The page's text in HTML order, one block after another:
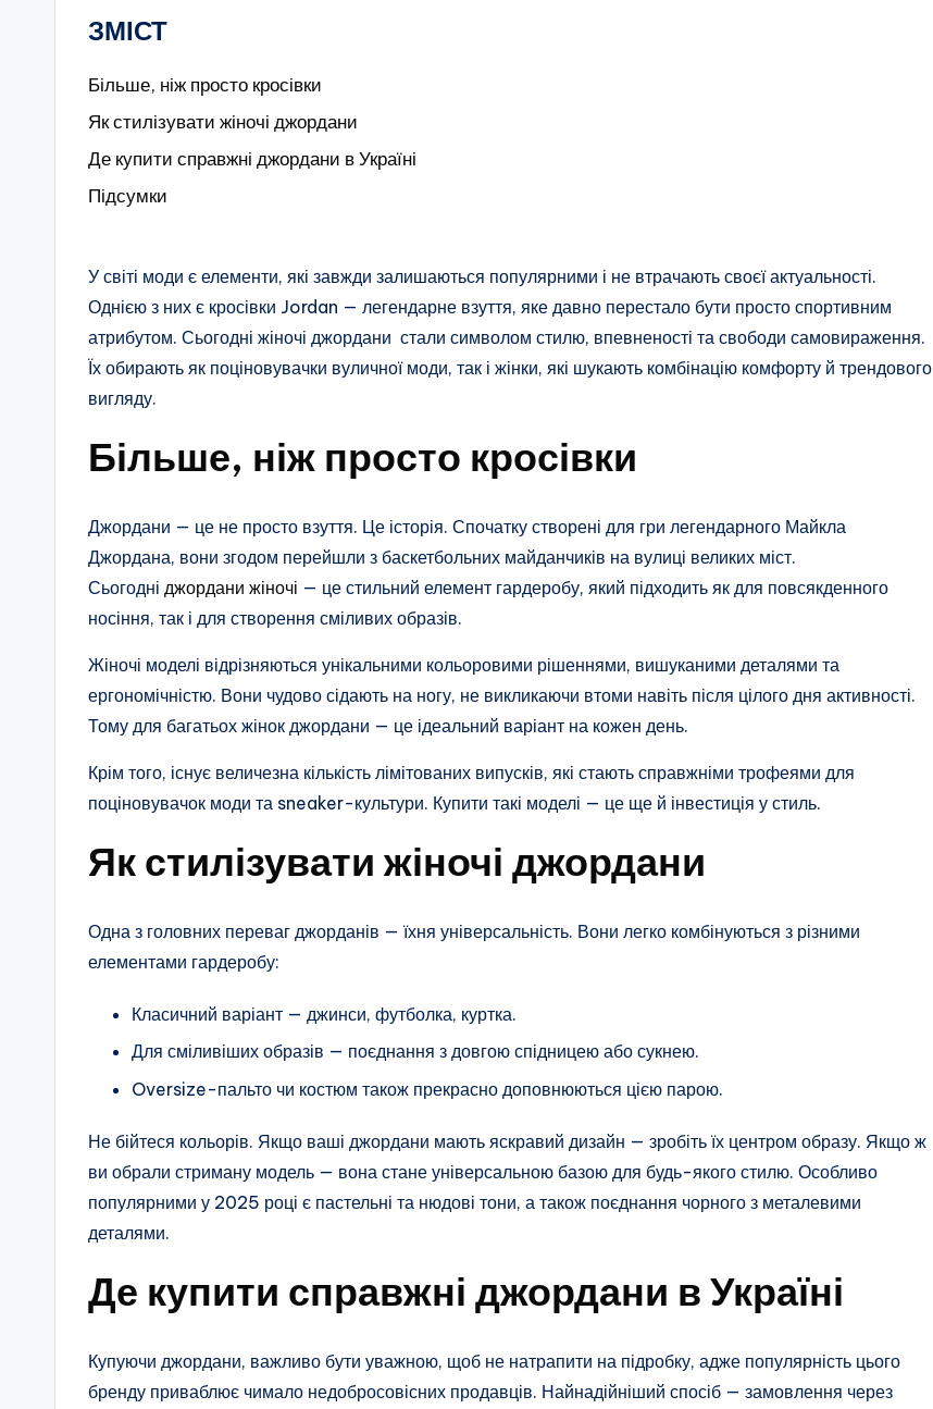
ЗМІСТ
Більше, ніж просто кросівки
Як стилізувати жіночі джордани
Де купити справжні джордани в Україні
Підсумки
У світі моди є елементи, які завжди залишаються популярними і не втрачають своєї актуальності.
Однією з них є кросівки Jordan — легендарне взуття, яке давно перестало бути просто спортивним
атрибутом. Сьогодні жіночі джордани стали символом стилю, впевненості та свободи самовираження.
Їх обирають як поціновувачки вуличної моди, так і жінки, які шукають комбінацію комфорту й трендового
вигляду.
Більше, ніж просто кросівки
Джордани — це не просто взуття. Це історія. Спочатку створені для гри легендарного Майкла
Джордана, вони згодом перейшли з баскетбольних майданчиків на вулиці великих міст.
Сьогодні джордани жіночі — це стильний елемент гардеробу, який підходить як для повсякденного
носіння, так і для створення сміливих образів.
Жіночі моделі відрізняються унікальними кольоровими рішеннями, вишуканими деталями та
ергономічністю. Вони чудово сідають на ногу, не викликаючи втоми навіть після цілого дня активності.
Тому для багатьох жінок джордани — це ідеальний варіант на кожен день.
Крім того, існує величезна кількість лімітованих випусків, які стають справжніми трофеями для
поціновувачок моди та sneaker-культури. Купити такі моделі — це ще й інвестиція у стиль.
Як стилізувати жіночі джордани
Одна з головних переваг джорданів — їхня універсальність. Вони легко комбінуються з різними
елементами гардеробу:
Класичний варіант — джинси, футболка, куртка.
Для сміливіших образів — поєднання з довгою спідницею або сукнею.
Oversize-пальто чи костюм також прекрасно доповнюються цією парою.
Не бійтеся кольорів. Якщо ваші джордани мають яскравий дизайн — зробіть їх центром образу. Якщо ж
ви обрали стриману модель — вона стане універсальною базою для будь-якого стилю. Особливо
популярними у 2025 році є пастельні та нюдові тони, а також поєднання чорного з металевими
деталями.
Де купити справжні джордани в Україні
Купуючи джордани, важливо бути уважною, щоб не натрапити на підробку, адже популярність цього
бренду приваблює чимало недобросовісних продавців. Найнадійніший спосіб — замовлення через